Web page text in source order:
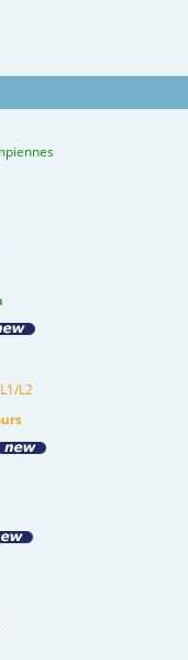
L2